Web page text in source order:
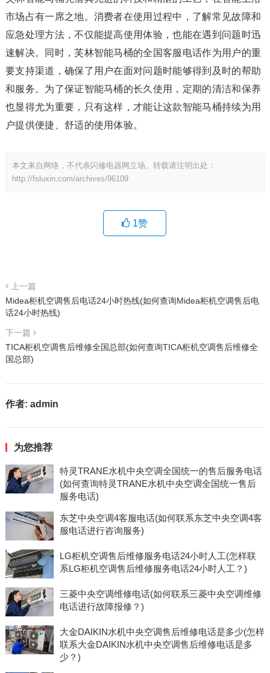
市场占有一席之地。消费者在使用过程中，了解常见故障和
应急处理方法，不仅能提高使用体验，也能在遇到问题时迅
速解决。同时，芙林智能马桶的全国客服电话作为用户的重
要支持渠道，确保了用户在面对问题时能够得到及时的帮助
和服务。为了保证智能马桶的长久使用，定期的清洁和保养
也显得尤为重要，只有这样，才能让这款智能马桶持续为用
户提供便捷、舒适的使用体验。
本文来自网络，不代表闪修电器网立场。转载请注明出处：
http://fsluxin.com/archives/96109
1赞
上一篇
Midea柜机空调售后电话24小时热线(如何查询Midea柜机空调售后电
话24小时热线)
下一篇
TICA柜机空调售后维修全国总部(如何查询TICA柜机空调售后维修全
国总部)
作者: admin
为您推荐
特灵TRANE水机中央空调全国统一的售后服务电话
(如何查询特灵TRANE水机中央空调全国统一售后
服务电话)
东芝中央空调4客服电话(如何联系东芝中央空调4客
服电话进行咨询服务)
LG柜机空调售后维修服务电话24小时人工(怎样联
系LG柜机空调售后维修服务电话24小时人工？)
三菱中央空调维修电话(如何联系三菱中央空调维修
电话进行故障报修？)
大金DAIKIN水机中央空调售后维修电话是多少(怎样
联系大金DAIKIN水机中央空调售后维修电话是多
少？)